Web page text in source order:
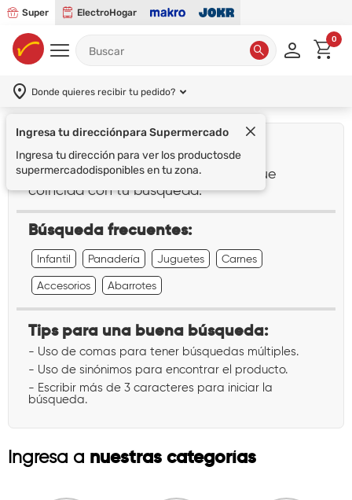
Super ElectroHogar
0
Donde quieres recibir tu pedido?
Ingresa tu direcciónpara Supermercado
Ingresa tu dirección para ver los productosde
supermercadodisponibles en tu zona.
¡Lo sentimos!
No encontramos ningún resultado que
coincida con tu búsqueda:""
Búsqueda frecuentes:
Infantil Panadería Juguetes Carnes
Accesorios Abarrotes
Tips para una buena búsqueda:
- Uso de comas para tener búsquedas múltiples.
- Uso de sinónimos para encontrar el producto.
- Escribir más de 3 caracteres para iniciar la
búsqueda.
Ingresa a nuestras categorías